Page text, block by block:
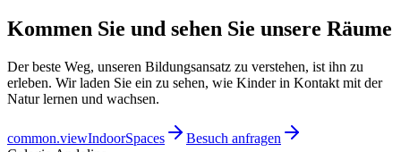
Kommen Sie und sehen Sie unsere Räume
Der beste Weg, unseren Bildungsansatz zu verstehen, ist ihn zu
erleben. Wir laden Sie ein zu sehen, wie Kinder in Kontakt mit der
Natur lernen und wachsen.
common.viewIndoorSpaces
Besuch anfragen